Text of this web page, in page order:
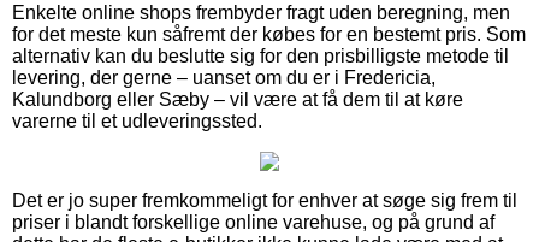
Enkelte online shops frembyder fragt uden beregning, men
for det meste kun såfremt der købes for en bestemt pris. Som
alternativ kan du beslutte sig for den prisbilligste metode til
levering, der gerne – uanset om du er i Fredericia,
Kalundborg eller Sæby – vil være at få dem til at køre
varerne til et udleveringssted.
Det er jo super fremkommeligt for enhver at søge sig frem til
priser i blandt forskellige online varehuse, og på grund af